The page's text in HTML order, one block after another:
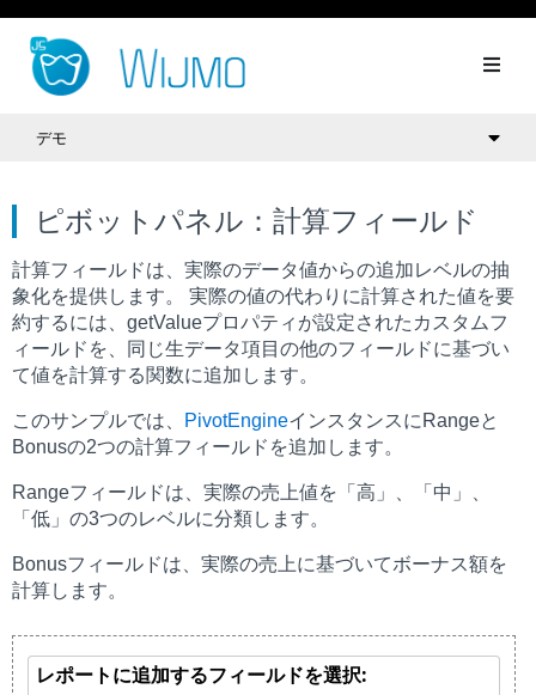
デモ
ピボットパネル：計算フィールド
計算フィールドは、実際のデータ値からの追加レベルの抽
象化を提供します。 実際の値の代わりに計算された値を要
約するには、 getValueプロパティが設定されたカスタムフ
ィールドを、同じ生データ項目の他のフィールドに基づい
て値を計算する関数に追加します。
このサンプルでは、 PivotEngineインスタンスに Rangeと
Bonusの2つの計算フィールドを追加します。
Rangeフィールドは、実際の売上値を「高」、「中」、
「低」の3つのレベルに分類します。
Bonusフィールドは、実際の売上に基づいてボーナス額を
計算します。